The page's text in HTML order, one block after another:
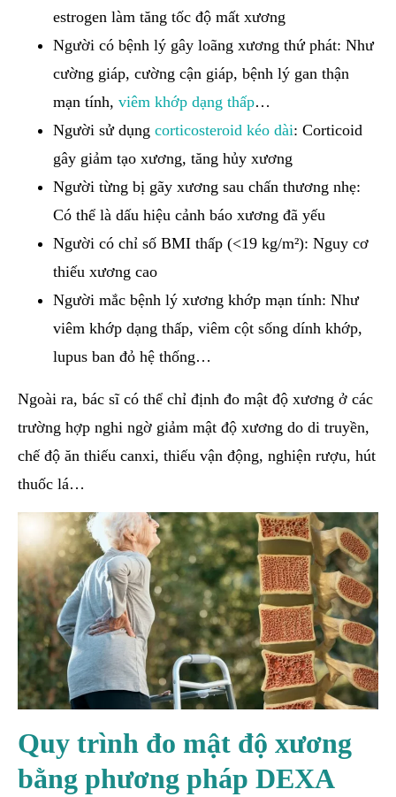
estrogen làm tăng tốc độ mất xương
Người có bệnh lý gây loãng xương thứ phát: Như
cường giáp, cường cận giáp, bệnh lý gan thận
mạn tính, viêm khớp dạng thấp…
Người sử dụng corticosteroid kéo dài: Corticoid
gây giảm tạo xương, tăng hủy xương
Người từng bị gãy xương sau chấn thương nhẹ:
Có thể là dấu hiệu cảnh báo xương đã yếu
Người có chỉ số BMI thấp (<19 kg/m²): Nguy cơ
thiếu xương cao
Người mắc bệnh lý xương khớp mạn tính: Như
viêm khớp dạng thấp, viêm cột sống dính khớp,
lupus ban đỏ hệ thống…
Ngoài ra, bác sĩ có thể chỉ định đo mật độ xương ở các
trường hợp nghi ngờ giảm mật độ xương do di truyền,
chế độ ăn thiếu canxi, thiếu vận động, nghiện rượu, hút
thuốc lá…
Quy trình đo mật độ xương
bằng phương pháp DEXA